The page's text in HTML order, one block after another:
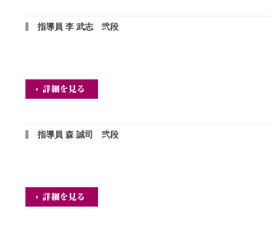
指導員 李 武志 弐段
指導員 森 誠司 弐段